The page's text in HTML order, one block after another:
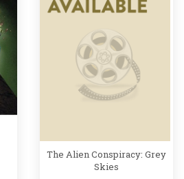
The Alien Conspiracy: Grey
Skies